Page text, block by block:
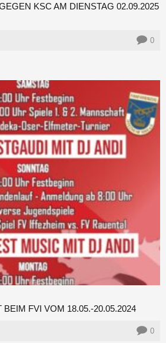
KSC AM DIENSTAG 02.09.2025
0
BEIM FVI VOM 18.05.-20.05.2024
0